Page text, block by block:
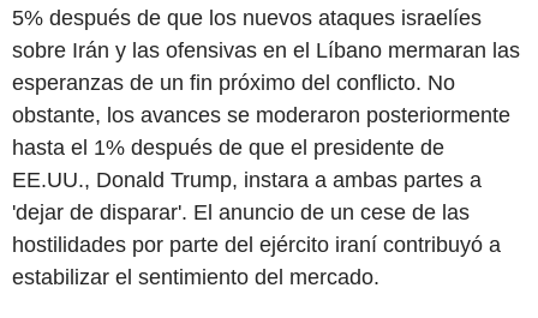
5% después de que los nuevos ataques israelíes
sobre Irán y las ofensivas en el Líbano mermaran las
esperanzas de un fin próximo del conflicto. No
obstante, los avances se moderaron posteriormente
hasta el 1% después de que el presidente de
EE.UU., Donald Trump, instara a ambas partes a
'dejar de disparar'. El anuncio de un cese de las
hostilidades por parte del ejército iraní contribuyó a
estabilizar el sentimiento del mercado.